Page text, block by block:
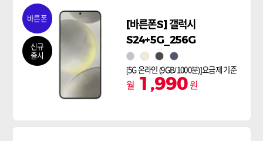
바른폰
신규
출시
[바른폰S] 갤럭시
S24+5G_256G
마블 그레이
앰버 옐로우
오닉스 블랙코발트 바이올렛
[5G 온라인 (9GB/1000분)]요금제 기준
월 1,990원